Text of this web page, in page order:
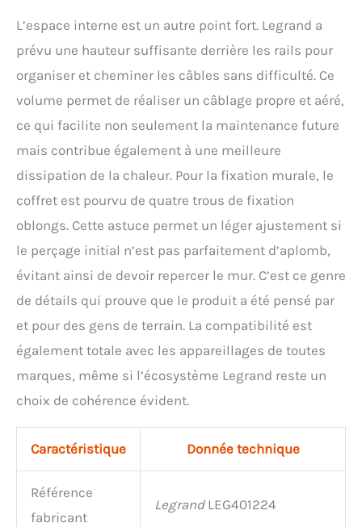
L’espace interne est un autre point fort. Legrand a
prévu une hauteur suffisante derrière les rails pour
organiser et cheminer les câbles sans difficulté. Ce
volume permet de réaliser un câblage propre et aéré,
ce qui facilite non seulement la maintenance future
mais contribue également à une meilleure
dissipation de la chaleur. Pour la fixation murale, le
coffret est pourvu de quatre trous de fixation
oblongs. Cette astuce permet un léger ajustement si
le perçage initial n’est pas parfaitement d’aplomb,
évitant ainsi de devoir repercer le mur. C’est ce genre
de détails qui prouve que le produit a été pensé par
et pour des gens de terrain. La compatibilité est
également totale avec les appareillages de toutes
marques, même si l’écosystème Legrand reste un
choix de cohérence évident.
Caractéristique Donnée technique
Référence
fabricant
LegrandLEG401224